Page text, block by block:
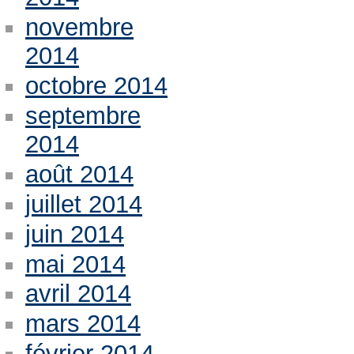
novembre
2014
octobre 2014
septembre
2014
août 2014
juillet 2014
juin 2014
mai 2014
avril 2014
mars 2014